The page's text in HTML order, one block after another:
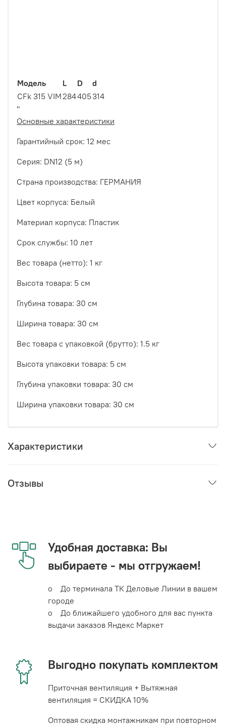
Модель L D
d
CFk 315 VIM284405314
"
Основные характеристики
Гарантийный срок: 12 мес
Серия: DN12 (5 м)
Страна производства: ГЕРМАНИЯ
Цвет корпуса: Белый
Материал корпуса: Пластик
Срок службы: 10 лет
Вес товара (нетто): 1 кг
Высота товара: 5 см
Глубина товара: 30 см
Ширина товара: 30 см
Вес товара с упаковкой (брутто): 1.5 кг
Высота упаковки товара: 5 см
Глубина упаковки товара: 30 см
Ширина упаковки товара: 30 см
Характеристики
Отзывы
Удобная доставка: Вы
выбираете - мы отгружаем!
o До терминала ТК Деловые Линии в вашем
городе
o До ближайшего удобного для вас пункта
выдачи заказов Яндекс Маркет
Выгодно покупать комплектом
Приточная вентиляция + Вытяжная
вентиляция = СКИДКА 10%
Оптовая скидка монтажникам при повторном